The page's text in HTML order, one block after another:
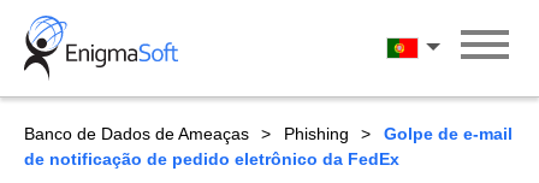
Skip
content
Português
Banco de Dados de Ameaças Phishing
Golpe de e-mail
de notificação de pedido eletrônico da FedEx